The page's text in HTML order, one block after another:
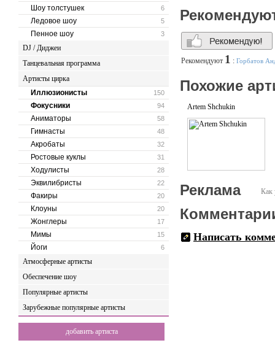
6
Шоу толстушек
5
Ледовое шоу
3
Пенное шоу
DJ / Диджеи
Танцевальная программа
Артисты цирка
150
Иллюзионисты
94
Фокусники
58
Аниматоры
48
Гимнасты
32
Акробаты
31
Ростовые куклы
28
Ходулисты
22
Эквилибристы
20
Факиры
20
Клоуны
17
Жонглеры
15
Мимы
6
Йоги
Атмосферные артисты
Обеспечение шоу
Популярные артисты
Зарубежные популярные артисты
добавить артиста
Рекомендуют 1 : Горбатов
Похожие
Artem Shchukin
Как
Реклама
Написать